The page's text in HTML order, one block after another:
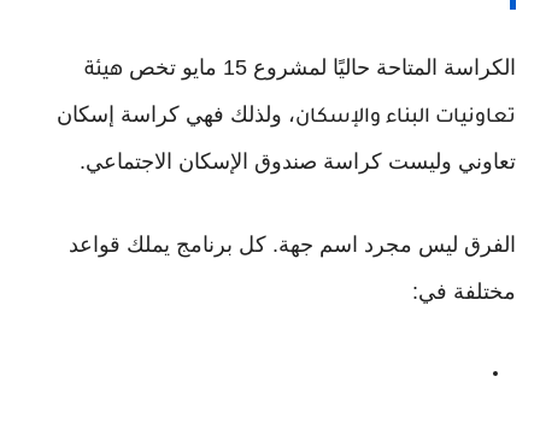
الكراسة المتاحة حاليًا لمشروع 15 مايو تخص هيئة
تعاونيات البناء والإسكان، ولذلك فهي كراسة إسكان
تعاوني وليست كراسة صندوق الإسكان الاجتماعي.
الفرق ليس مجرد اسم جهة. كل برنامج يملك قواعد
مختلفة في: